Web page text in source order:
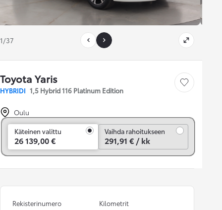
1/37
Toyota Yaris
HYBRIDI 1,5 Hybrid 116 Platinum Edition
Tallenna auto
Oulu
Käteinen valittu
26 139,00 €
Vaihda rahoitukseen
291,91 € / kk
Rekisterinumero
Kilometrit